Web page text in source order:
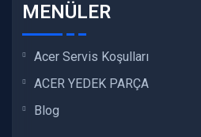
MENÜLER
Acer Servis Koşulları
ACER YEDEK PARÇA
Blog